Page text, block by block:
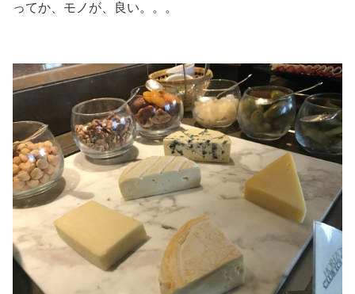
ってか、モノが、良い。。。